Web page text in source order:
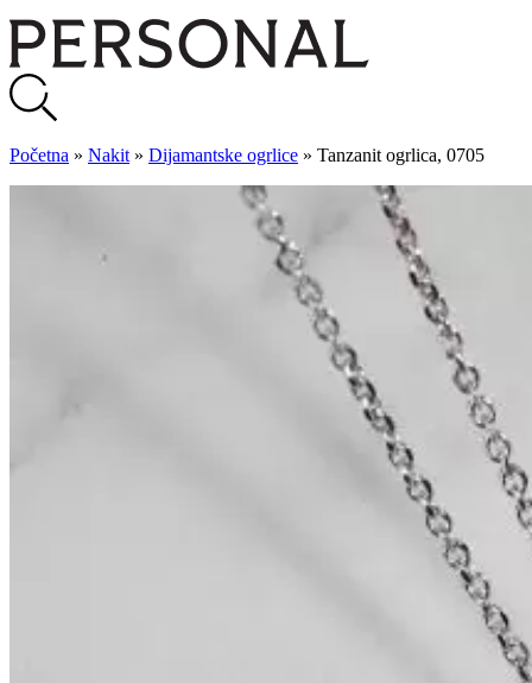
Početna » Nakit » Dijamantske ogrlice » Tanzanit ogrlica, 0705